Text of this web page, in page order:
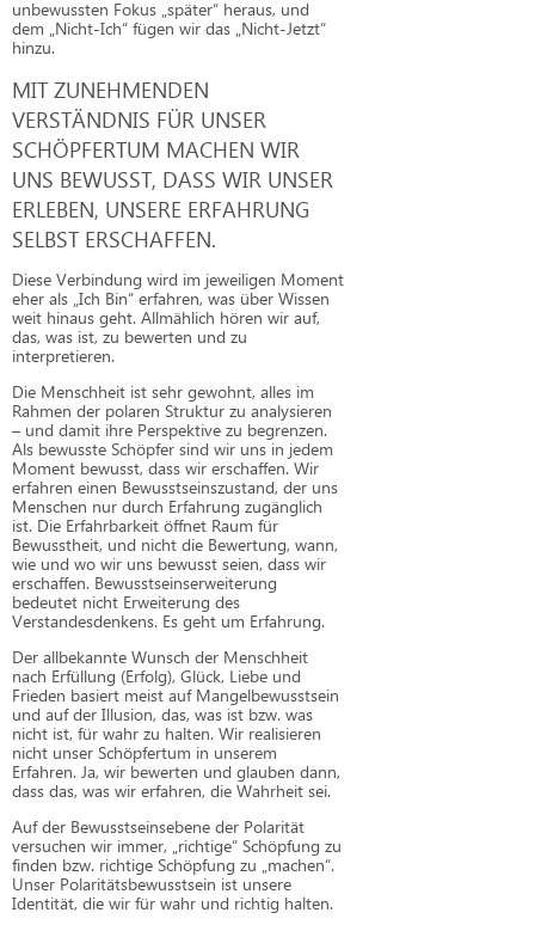
unbewussten Fokus „später“ heraus, und
dem „Nicht-Ich“ fügen wir das „Nicht-Jetzt“
hinzu.
MIT ZUNEHMENDEN
VERSTÄNDNIS FÜR UNSER
SCHÖPFERTUM MACHEN WIR
UNS BEWUSST, DASS WIR UNSER
ERLEBEN, UNSERE ERFAHRUNG
SELBST ERSCHAFFEN.
Diese Verbindung wird im jeweiligen Moment
eher als „Ich Bin“ erfahren, was über Wissen
weit hinaus geht. Allmählich hören wir auf,
das, was ist, zu bewerten und zu
interpretieren.
Die Menschheit ist sehr gewohnt, alles im
Rahmen der polaren Struktur zu analysieren
– und damit ihre Perspektive zu begrenzen.
Als bewusste Schöpfer sind wir uns in jedem
Moment bewusst, dass wir erschaffen. Wir
erfahren einen Bewusstseinszustand, der uns
Menschen nur durch Erfahrung zugänglich
ist. Die Erfahrbarkeit öffnet Raum für
Bewusstheit, und nicht die Bewertung, wann,
wie und wo wir uns bewusst seien, dass wir
erschaffen. Bewusstseinserweiterung
bedeutet nicht Erweiterung des
Verstandesdenkens. Es geht um Erfahrung.
Der allbekannte Wunsch der Menschheit
nach Erfüllung (Erfolg), Glück, Liebe und
Frieden basiert meist auf Mangelbewusstsein
und auf der Illusion, das, was ist bzw. was
nicht ist, für wahr zu halten. Wir realisieren
nicht unser Schöpfertum in unserem
Erfahren. Ja, wir bewerten und glauben dann,
dass das, was wir erfahren, die Wahrheit sei.
Auf der Bewusstseinsebene der Polarität
versuchen wir immer, „richtige“ Schöpfung zu
finden bzw. richtige Schöpfung zu „machen“.
Unser Polaritätsbewusstsein ist unsere
Identität, die wir für wahr und richtig halten.